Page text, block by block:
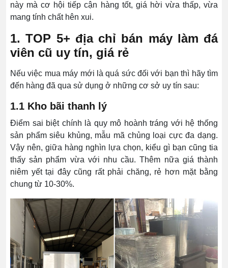
này mà cơ hội tiếp cận hàng tốt, giá hời vừa thấp, vừa
mang tính chất hên xui.
1. TOP 5+ địa chỉ bán máy làm đá
viên cũ uy tín, giá rẻ
Nếu việc mua máy mới là quá sức đối với bạn thì hãy tìm
đến hàng đã qua sử dụng ở những cơ sở uy tín sau:
1.1 Kho bãi thanh lý
Điểm sai biệt chính là quy mô hoành tráng với hệ thống
sản phẩm siêu khủng, mẫu mã chủng loại cực đa dạng.
Vậy nên, giữa hàng nghìn lựa chọn, kiểu gì bạn cũng tia
thấy sản phẩm vừa với nhu cầu. Thêm nữa giá thành
niêm yết tại đây cũng rất phải chăng, rẻ hơn mặt bằng
chung từ 10-30%.